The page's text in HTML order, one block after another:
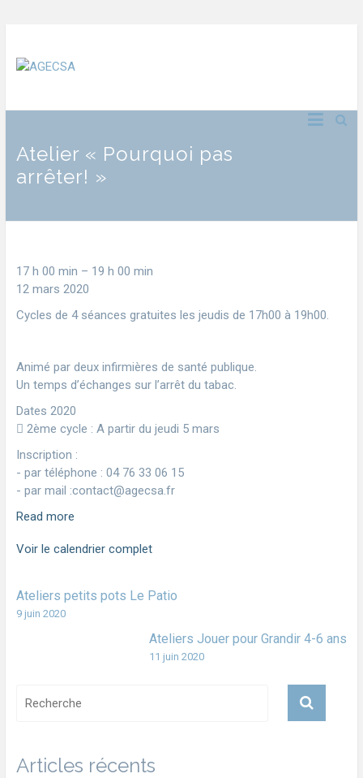
Atelier « Pourquoi pas
arrêter! »
17 h 00 min – 19 h 00 min
12 mars 2020
Cycles de 4 séances gratuites les jeudis de 17h00 à 19h00.
Animé par deux infirmières de santé publique.
Un temps d’échanges sur l’arrêt du tabac.
Dates 2020
 2ème cycle : A partir du jeudi 5 mars
Inscription :
- par téléphone : 04 76 33 06 15
- par mail :contact@agecsa.fr
Read more
Voir le calendrier complet
Ateliers petits pots Le Patio
9 juin 2020
Ateliers Jouer pour Grandir 4-6 ans
11 juin 2020
Articles récents